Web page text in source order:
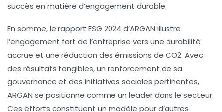
succès en matière d’engagement durable.
En somme, le rapport ESG 2024 d’ARGAN illustre
l’engagement fort de l’entreprise vers une durabilité
accrue et une réduction des émissions de CO2. Avec
des résultats tangibles, un renforcement de sa
gouvernance et des initiatives sociales pertinentes,
ARGAN se positionne comme un leader dans le secteur.
Ces efforts constituent un modèle pour d’autres